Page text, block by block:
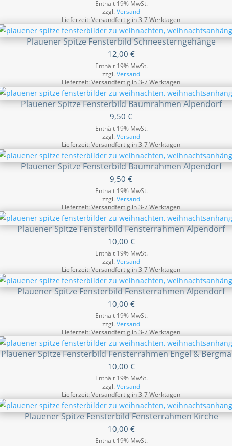
Enthält 19% MwSt.
zzgl.Versand
Lieferzeit: Versandfertig in 3-7 Werktagen
Plauener Spitze Fensterbild Schneesterngehänge
12,00 €
Enthält 19% MwSt.
zzgl.Versand
Lieferzeit: Versandfertig in 3-7 Werktagen
Plauener Spitze Fensterbild Baumrahmen Alpendorf
9,50 €
Enthält 19% MwSt.
zzgl.Versand
Lieferzeit: Versandfertig in 3-7 Werktagen
Plauener Spitze Fensterbild Baumrahmen Alpendorf
9,50 €
Enthält 19% MwSt.
zzgl.Versand
Lieferzeit: Versandfertig in 3-7 Werktagen
Plauener Spitze Fensterbild Fensterrahmen Alpendorf
10,00 €
Enthält 19% MwSt.
zzgl.Versand
Lieferzeit: Versandfertig in 3-7 Werktagen
Plauener Spitze Fensterbild Fensterrahmen Alpendorf
10,00 €
Enthält 19% MwSt.
zzgl.Versand
Lieferzeit: Versandfertig in 3-7 Werktagen
Plauener Spitze Fensterbild Fensterrahmen Engel &
10,00 €
Enthält 19% MwSt.
zzgl.Versand
Lieferzeit: Versandfertig in 3-7 Werktagen
Plauener Spitze Fensterbild Fensterrahmen Kirche
10,00 €
Enthält 19% MwSt.